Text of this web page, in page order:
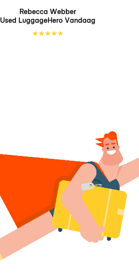
Rebecca Webber
Used LuggageHero Vandaag
★★★★★